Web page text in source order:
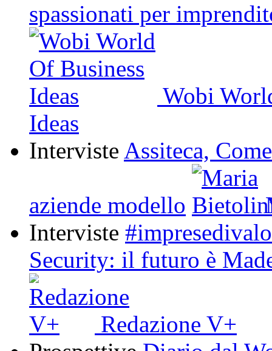
spassionati per
Wobi
Ideas
Interviste Assiteca,
aziende modello
Interviste
Security: il futuro è
Redazione V+